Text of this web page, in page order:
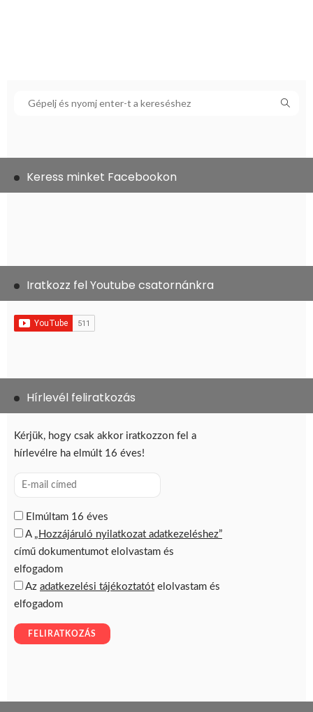
Keress minket Facebookon
Iratkozz fel Youtube csatornánkra
Hírlevél feliratkozás